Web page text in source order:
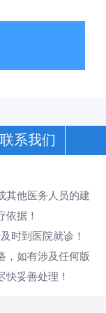
联系我们
其他医务人员的建
依据！
时到医院就诊！
，如有涉及任何版
妥善处理！